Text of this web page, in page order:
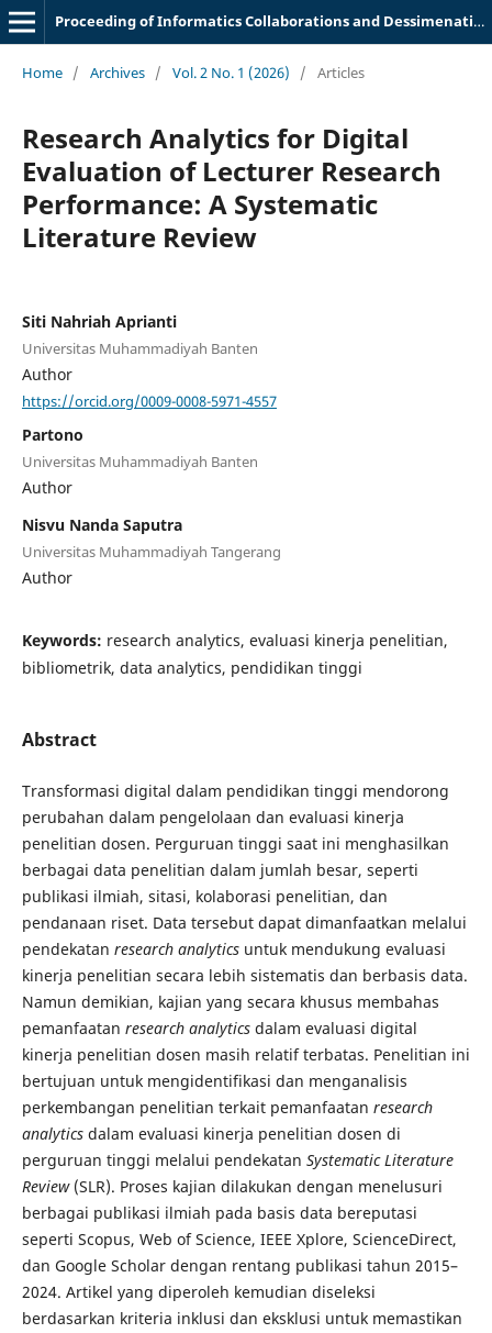
Proceeding of Informatics Collaborations and Dessimenation Meeting
Home / Archives / Vol. 2 No. 1 (2026) / Articles
Research Analytics for Digital
Evaluation of Lecturer Research
Performance: A Systematic
Literature Review
Siti Nahriah Aprianti
Universitas Muhammadiyah Banten
Author
https://orcid.org/0009-0008-5971-4557
Partono
Universitas Muhammadiyah Banten
Author
Nisvu Nanda Saputra
Universitas Muhammadiyah Tangerang
Author
Keywords: research analytics, evaluasi kinerja penelitian,
bibliometrik, data analytics, pendidikan tinggi
Abstract
Transformasi digital dalam pendidikan tinggi mendorong
perubahan dalam pengelolaan dan evaluasi kinerja
penelitian dosen. Perguruan tinggi saat ini menghasilkan
berbagai data penelitian dalam jumlah besar, seperti
publikasi ilmiah, sitasi, kolaborasi penelitian, dan
pendanaan riset. Data tersebut dapat dimanfaatkan melalui
pendekatan research analyticsuntuk mendukung evaluasi
kinerja penelitian secara lebih sistematis dan berbasis data.
Namun demikian, kajian yang secara khusus membahas
pemanfaatan research analyticsdalam evaluasi digital
kinerja penelitian dosen masih relatif terbatas. Penelitian ini
bertujuan untuk mengidentifikasi dan menganalisis
perkembangan penelitian terkait pemanfaatan research
analyticsdalam evaluasi kinerja penelitian dosen di
perguruan tinggi melalui pendekatan Systematic Literature
Review(SLR). Proses kajian dilakukan dengan menelusuri
berbagai publikasi ilmiah pada basis data bereputasi
seperti Scopus, Web of Science, IEEE Xplore, ScienceDirect,
dan Google Scholar dengan rentang publikasi tahun 2015–
2024. Artikel yang diperoleh kemudian diseleksi
berdasarkan kriteria inklusi dan eksklusi untuk memastikan